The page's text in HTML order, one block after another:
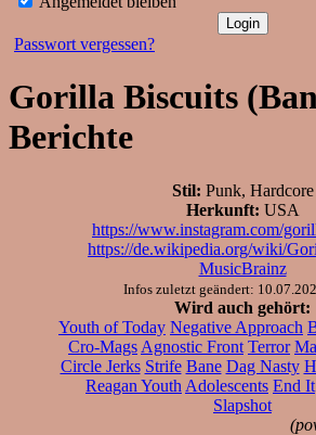
Passwort vergessen?
Gorilla Biscuits
Berichte
Stil: Punk, Hardcore
Herkunft: USA
https://www.instagram.com/
https://de.wikipedia.org/wiki/
MusicBrainz
Infos zuletzt geändert:
Wird auch gehört:
Youth of Today Negative Approach
Cro-Mags Agnostic Front Terror
Circle Jerks Strife Bane Dag Nasty
Reagan Youth Adolescents End It
Slapshot